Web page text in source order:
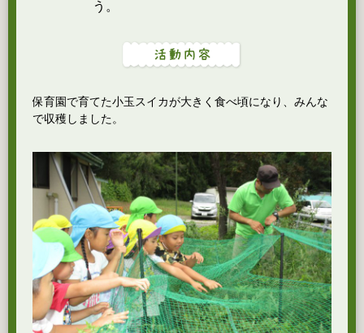
う。
保育園で育てた小玉スイカが大きく食べ頃になり、みんな
で収穫しました。